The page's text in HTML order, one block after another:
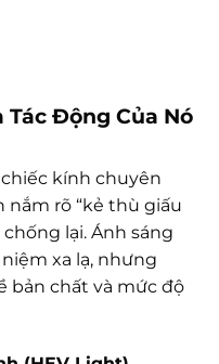
Tác Động Của Nó
kính chuyên
rõ “kẻ thù giấu
lại. Ánh sáng
xa lạ, nhưng
bản chất và mức độ